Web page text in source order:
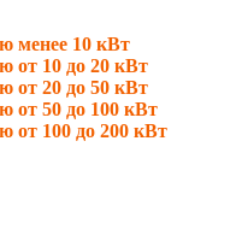
менее 10 кВт
от 10 до 20 кВт
от 20 до 50 кВт
от 50 до 100 кВт
от 100 до 200 кВт